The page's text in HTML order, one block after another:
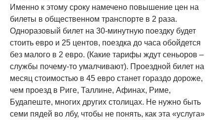
Именно к этому сроку намечено повышение цен на
билеты в общественном транспорте в 2 раза.
Одноразовый билет на 30-минутную поездку будет
стоить евро и 25 центов, поездка до часа обойдется
без малого в 2 евро. (Какие тарифы ждут сеньоров –
службы почему-то умалчивают). Проездной билет на
месяц стоимостью в 45 евро станет гораздо дороже,
чем проезд в Риге, Таллине, Афинах, Риме,
Будапеште, многих других столицах. Не нужно быть
семи пядей во лбу, чтобы не понять, как эта «услуга»